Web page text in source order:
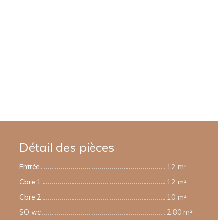
Détail des pièces
Entrée
12 m²
Cbre 1
12 m²
Cbre 2
10 m²
SO wc
2,80 m²